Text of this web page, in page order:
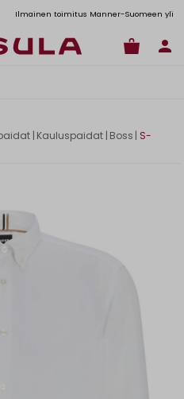
Ilmainen toimitus Manner-Suomeen yli
| Kauluspaidat | Boss | S-